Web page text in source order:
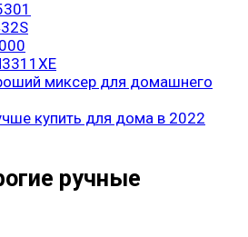
миксер для домашнего
купить для дома в 2022
ручные